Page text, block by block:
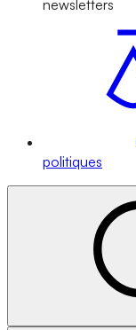
newsletters
politiques